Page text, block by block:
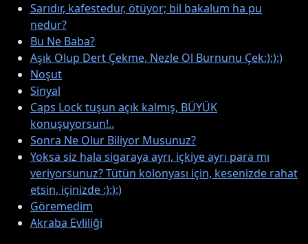
Sarıdır, kafestedur, ötüyor; bil bakalum ha pu
nedur?
Bu Ne Baba?
Aşık Olup Dert Çekme, Nezle Ol Burnunu Çek:):):)
Noşut
Sinyal
Caps Lock tuşun açık kalmış, BÜYÜK
konuşuyorsun!..
Sonra Ne Olur Biliyor Musunuz?
Yoksa siz hala sigaraya ayrı, içkiye ayrı para mı
veriyorsunuz? Tütün kolonyası için, kesenizde rahat
etsin, içinizde :):):)
Göremedim
Akraba Evliliği